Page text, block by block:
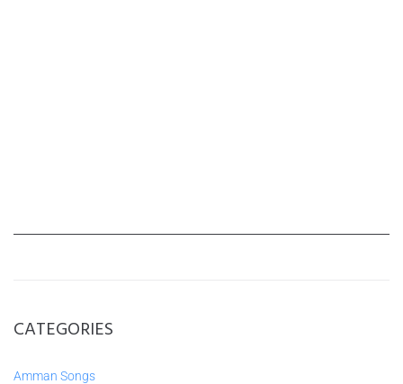
CATEGORIES
Amman Songs